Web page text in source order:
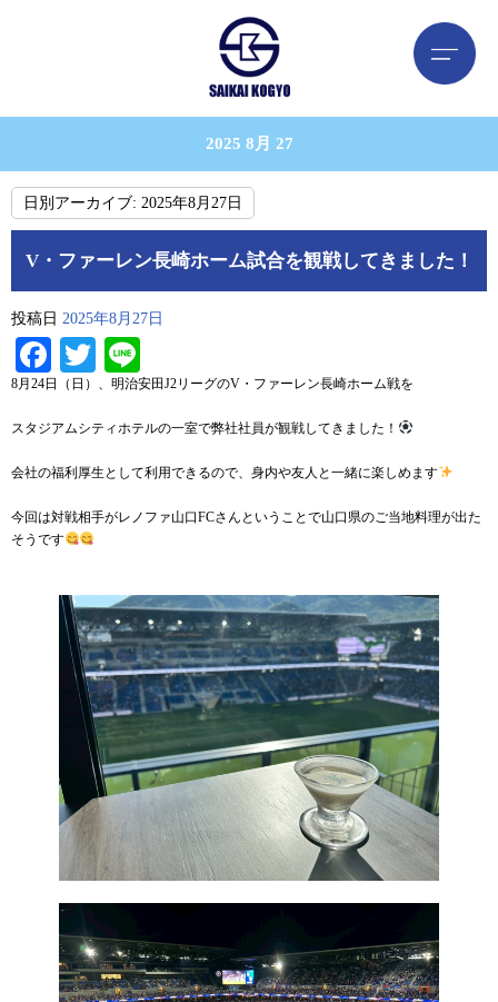
2025 8月 27
日別アーカイブ: 2025年8月27日
V・ファーレン長崎ホーム試合を観戦してきました！
投稿日 2025年8月27日
Facebook
Twitter
8月24日（日）、明治安田J2リーグのV・ファーレン長崎ホーム戦を
スタジアムシティホテルの一室で弊社社員が観戦してきました！
会社の福利厚生として利用できるので、身内や友人と一緒に楽しめます
今回は対戦相手がレノファ山口FCさんということで山口県のご当地料理が出た
そうです